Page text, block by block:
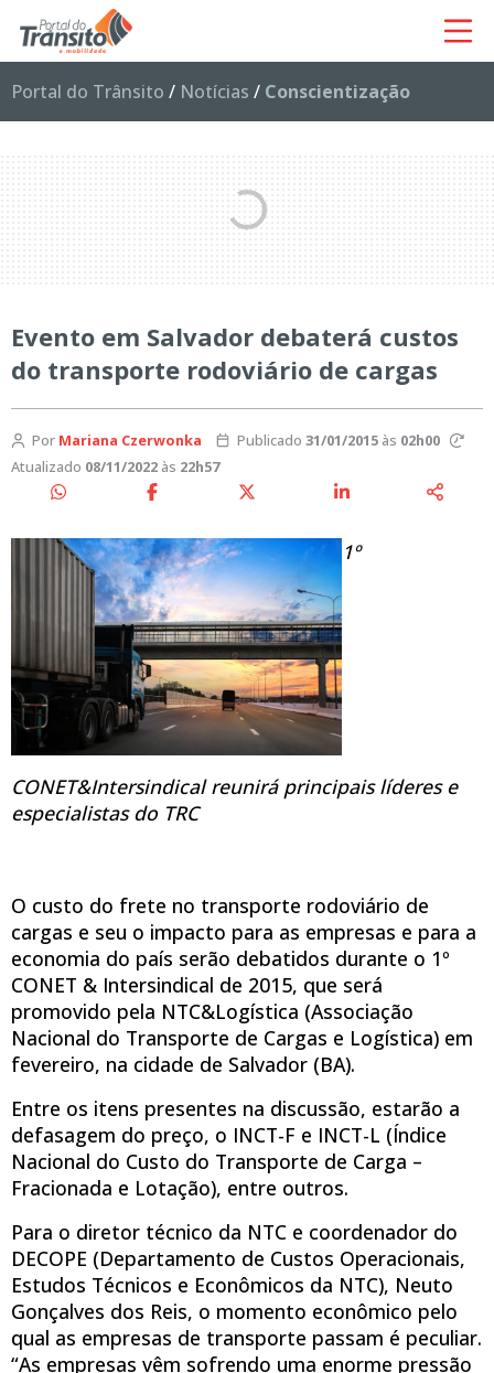
Portal do Trânsito / Notícias / Conscientização
Evento em Salvador debaterá custos
do transporte rodoviário de cargas
Por Mariana Czerwonka Publicado 31/01/2015às 02h00
Atualizado 08/11/2022 às 22h57
1º
CONET&Intersindical reunirá principais líderes e
especialistas do TRC
O custo do frete no transporte rodoviário de
cargas e seu o impacto para as empresas e para a
economia do país serão debatidos durante o 1º
CONET & Intersindical de 2015, que será
promovido pela NTC&Logística (Associação
Nacional do Transporte de Cargas e Logística) em
fevereiro, na cidade de Salvador (BA).
Entre os itens presentes na discussão, estarão a
defasagem do preço, o INCT-F e INCT-L (Índice
Nacional do Custo do Transporte de Carga –
Fracionada e Lotação), entre outros.
Para o diretor técnico da NTC e coordenador do
DECOPE (Departamento de Custos Operacionais,
Estudos Técnicos e Econômicos da NTC), Neuto
Gonçalves dos Reis, o momento econômico pelo
qual as empresas de transporte passam é peculiar.
“As empresas vêm sofrendo uma enorme pressão